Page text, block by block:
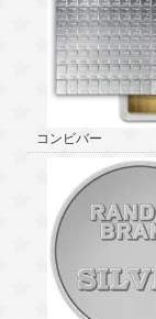
コンビバー